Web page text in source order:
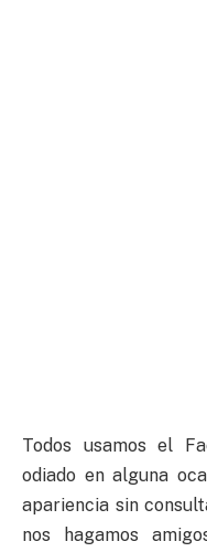
Todos usamos el
odiado en alguna
apariencia sin
nos hagamos